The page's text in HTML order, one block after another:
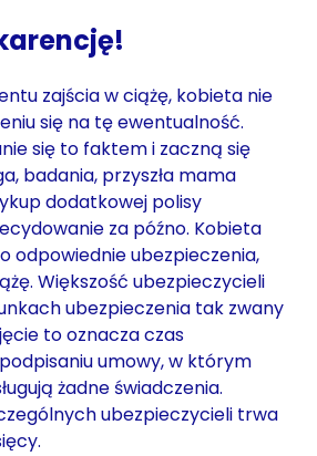
zajścia w ciążę, kobieta nie
się na tę ewentualność.
się to faktem i zaczną się
badania, przyszła mama
dodatkowej polisy
za późno. Kobieta
odpowiednie ubezpieczenia,
Większość ubezpieczycieli
ubezpieczenia tak zwany
to oznacza czas
umowy, w którym
żadne świadczenia.
ubezpieczycieli trwa